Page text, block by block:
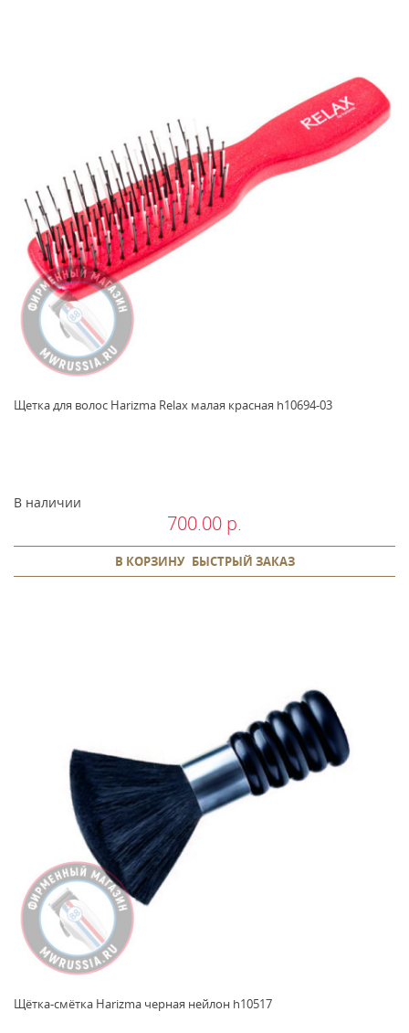
Щетка для волос Harizma Relax малая красная h10694-03
В наличии
700.00 р.
В КОРЗИНУ БЫСТРЫЙ ЗАКАЗ
Щётка-смётка Harizma черная нейлон h10517